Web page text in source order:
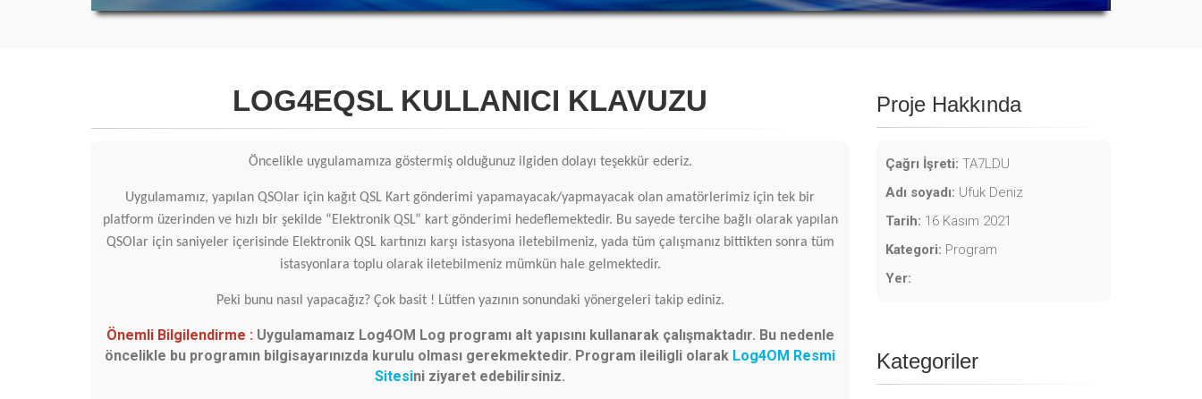
LOG4EQSL KULLANICI KLAVUZU
Öncelikle uygulamamıza göstermiş olduğunuz ilgiden dolayı teşekkür ederiz.
Uygulamamız, yapılan QSOlar için kağıt QSL Kart gönderimi yapamayacak/yapmayacak olan amatörlerimiz için tek bir
platform üzerinden ve hızlı bir şekilde “Elektronik QSL” kart gönderimi hedeflemektedir. Bu sayede tercihe bağlı olarak yapılan
QSOlar için saniyeler içerisinde Elektronik QSL kartınızı karşı istasyona iletebilmeniz, yada tüm çalışmanız bittikten sonra tüm
istasyonlara toplu olarak iletebilmeniz mümkün hale gelmektedir.
Peki bunu nasıl yapacağız? Çok basit ! Lütfen yazının sonundaki yönergeleri takip ediniz.
Önemli Bilgilendirme : Uygulamamaız Log4OM Log programı alt yapısını kullanarak çalışmaktadır. Bu nedenle
öncelikle bu programın bilgisayarınızda kurulu olması gerekmektedir. Program ileiligli olarak Log4OM Resmi
Sitesini ziyaret edebilirsiniz.
Proje Hakkında
Çağrı İşreti: TA7LDU
Adı soyadı: Ufuk Deniz
Tarih: 16 Kasım 2021
Kategori: Program
Yer:
Kategoriler